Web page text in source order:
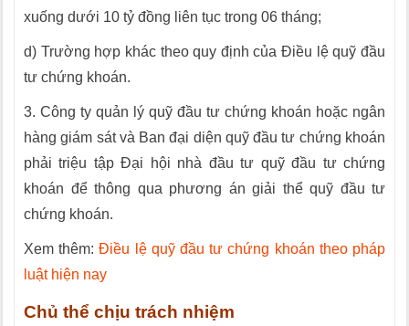
xuống dưới 10 tỷ đồng liên tục trong 06 tháng;
d) Trường hợp khác theo quy định của Điều lệ quỹ đầu
tư chứng khoán.
3. Công ty quản lý quỹ đầu tư chứng khoán hoặc ngân
hàng giám sát và Ban đại diện quỹ đầu tư chứng khoán
phải triệu tập Đại hội nhà đầu tư quỹ đầu tư chứng
khoán để thông qua phương án giải thể quỹ đầu tư
chứng khoán.
Xem thêm:Điều lệ quỹ đầu tư chứng khoán theo pháp
luật hiện nay
Chủ thể chịu trách nhiệm